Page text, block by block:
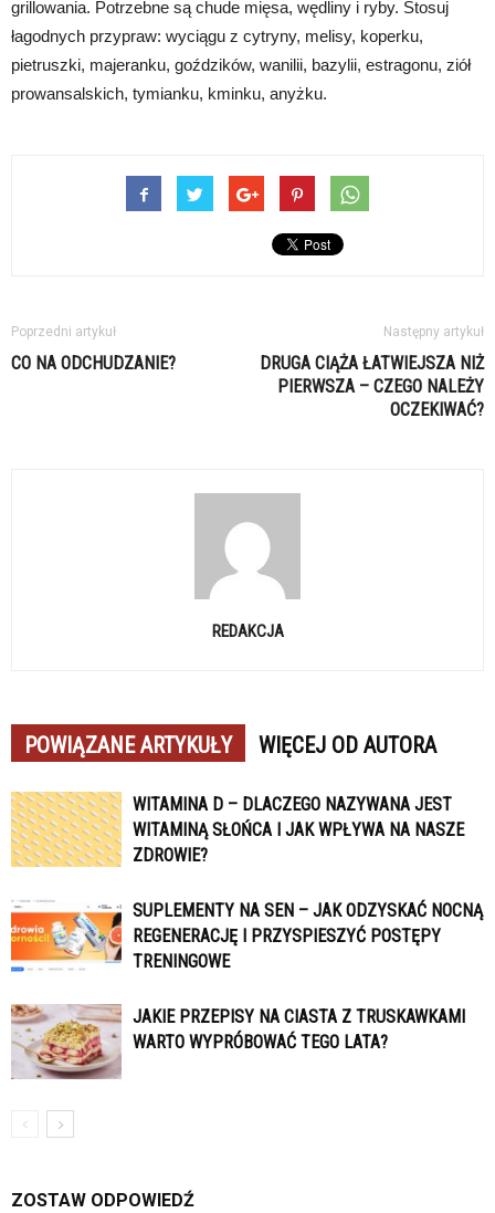
grillowania. Potrzebne są chude mięsa, wędliny i ryby. Stosuj
łagodnych przypraw: wyciągu z cytryny, melisy, koperku,
pietruszki, majeranku, goździków, wanilii, bazylii, estragonu, ziół
prowansalskich, tymianku, kminku, anyżku.
Poprzedni artykuł
CO NA ODCHUDZANIE?
Następny artykuł
DRUGA CIĄŻA ŁATWIEJSZA NIŻ
PIERWSZA – CZEGO NALEŻY
OCZEKIWAĆ?
REDAKCJA
POWIĄZANE ARTYKUŁY WIĘCEJ OD AUTORA
WITAMINA D – DLACZEGO NAZYWANA JEST
WITAMINĄ SŁOŃCA I JAK WPŁYWA NA NASZE
ZDROWIE?
SUPLEMENTY NA SEN – JAK ODZYSKAĆ NOCNĄ
REGENERACJĘ I PRZYSPIESZYĆ POSTĘPY
TRENINGOWE
JAKIE PRZEPISY NA CIASTA Z TRUSKAWKAMI
WARTO WYPRÓBOWAĆ TEGO LATA?
ZOSTAW ODPOWIEDŹ